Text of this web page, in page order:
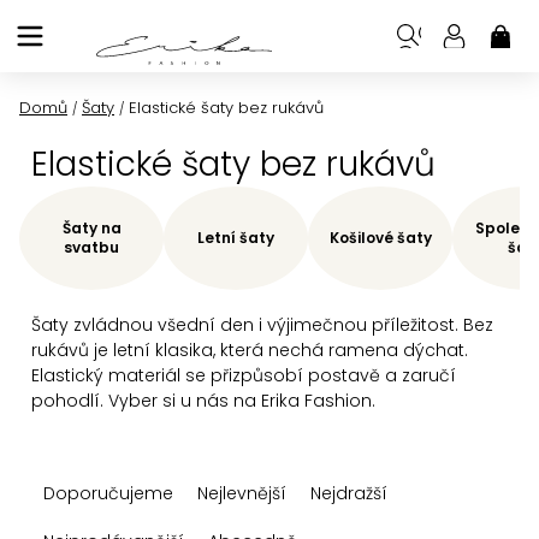
na
Domů / Šaty / Elastické šaty bez rukávů
Elastické šaty bez rukávů
Šaty zvládnou všední den i výjimečnou příležitost. Bez
rukávů je letní klasika, která nechá ramena dýchat.
Elastický materiál se přizpůsobí postavě a zaručí
pohodlí. Vyber si u nás na Erika Fashion.
Šaty na
svatbu
Letní šaty Košilové šaty
aDoporučujeme Nejlevnější
Nejdražší